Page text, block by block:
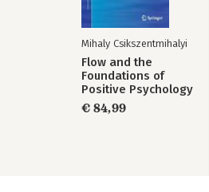
Mihaly Csikszentmihalyi
Flow and the
Foundations of
Positive Psychology
€ 84,99